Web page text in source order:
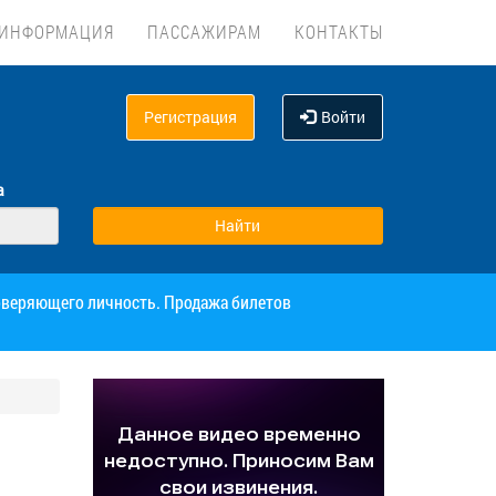
ПАССАЖИРАМ КОНТАКТЫ
Регистрация Войти
личность. Продажа билетов